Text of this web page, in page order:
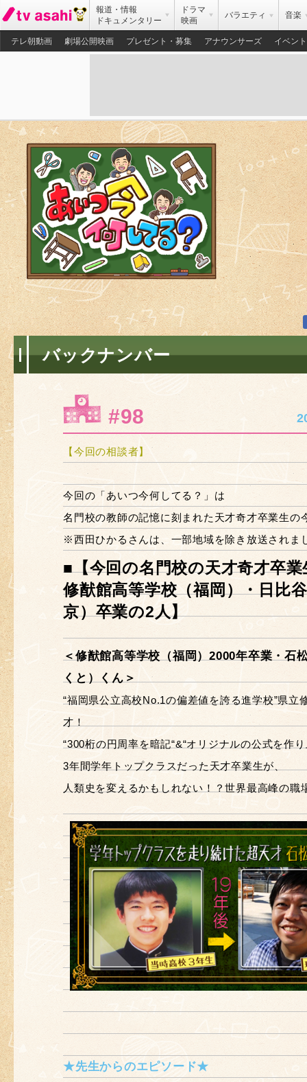
報道・情報
ドキュメンタリー
ドラマ
映画
バラエティ 音楽
テレ朝動画 劇場公開映画 プレゼント・募集 アナウンサーズ イベント
バックナンバー
#98
【今回の相談者】
今回の「あいつ今何してる？」は
名門校の教師の記憶に刻まれた天才奇才卒業生の
※西田ひかるさんは、一部地域を除き放送されま
■【今回の名門校の天才奇才卒業
修猷館高等学校（福岡）・日比
京）卒業の2人】
＜修猷館高等学校（福岡）2000年卒業・石
くと）くん＞
“福岡県公立高校No.1の偏差値を誇る進学校”県立
才！
“300桁の円周率を暗記“&“オリジナルの公式を作り
3年間学年トップクラスだった天才卒業生が、
人類史を変えるかもしれない！？世界最高峰の職
★先生からのエピソード★